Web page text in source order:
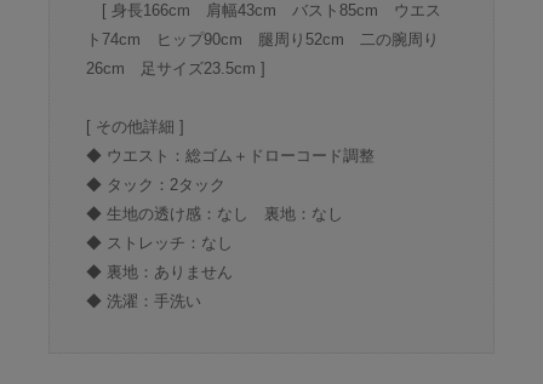
[ 身長166cm 肩幅43cm バスト85cm ウエス
ト74cm ヒップ90cm 腿周り52cm 二の腕周り
26cm 足サイズ23.5cm ]
[ その他詳細 ]
◆ ウエスト：総ゴム＋ドローコード調整
◆ タック：2タック
◆ 生地の透け感：なし 裏地：なし
◆ ストレッチ：なし
◆ 裏地：ありません
◆ 洗濯：手洗い